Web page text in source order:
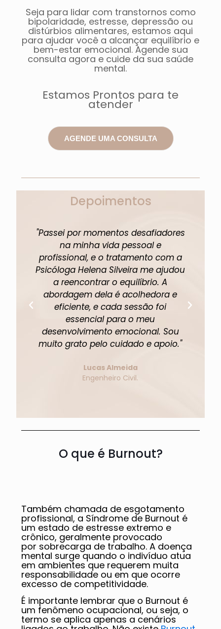
Seja para lidar com transtornos como
bipolaridade, estresse, depressão ou
distúrbios alimentares, estamos aqui
para ajudar você a alcançar equilíbrio e
bem-estar emocional. Agende sua
consulta agora e cuide da sua saúde
mental.
Estamos Prontos para te
atender
AGENDE UMA CONSULTA
Depoimentos
"Passei por momentos desafiadores
na minha vida pessoal e
profissional, e o tratamento com a
Psicóloga Helena Silveira me ajudou
a reencontrar o equilíbrio. A
abordagem dela é acolhedora e
eficiente, e cada sessão foi
essencial para o meu
desenvolvimento emocional. Sou
muito grato pelo cuidado e apoio."
Lucas Almeida
Engenheiro Civil.
O que é Burnout?
Também chamada de esgotamento
profissional, a Síndrome de Burnout é
um estado de estresse extremo e
crônico, geralmente provocado
por sobrecarga de trabalho. A doença
mental surge quando o indivíduo atua
em ambientes que requerem muita
responsabilidade ou em que ocorre
excesso de competitividade.
É importante lembrar que o Burnout é
um fenômeno ocupacional, ou seja, o
termo se aplica apenas a cenários